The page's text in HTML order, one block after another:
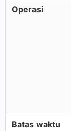
Operasi
Batas waktu